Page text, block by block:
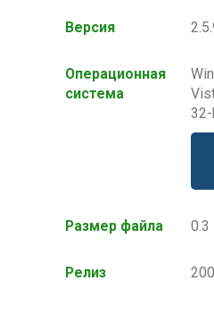
Версия
Операционная
система
Размер файла 0.3
Релиз